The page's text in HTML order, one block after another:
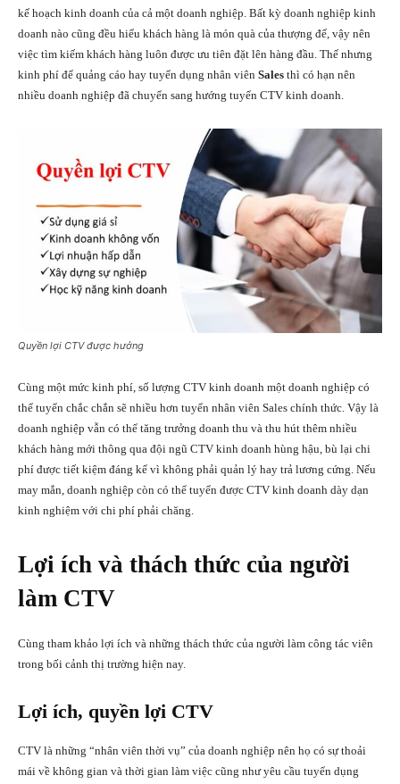
kế hoạch kinh doanh của cả một doanh nghiệp. Bất kỳ doanh nghiệp kinh
doanh nào cũng đều hiểu khách hàng là món quà của thượng đế, vậy nên
việc tìm kiếm khách hàng luôn được ưu tiên đặt lên hàng đầu. Thế nhưng
kinh phí để quảng cáo hay tuyển dụng nhân viên Sales thì có hạn nên
nhiều doanh nghiệp đã chuyển sang hướng tuyển CTV kinh doanh.
Quyền lợi CTV được hưởng
Cùng một mức kinh phí, số lượng CTV kinh doanh một doanh nghiệp có
thể tuyển chắc chắn sẽ nhiều hơn tuyển nhân viên Sales chính thức. Vậy là
doanh nghiệp vẫn có thể tăng trưởng doanh thu và thu hút thêm nhiều
khách hàng mới thông qua đội ngũ CTV kinh doanh hùng hậu, bù lại chi
phí được tiết kiệm đáng kể vì không phải quản lý hay trả lương cứng. Nếu
may mắn, doanh nghiệp còn có thể tuyển được CTV kinh doanh dày dạn
kinh nghiệm với chi phí phải chăng.
Lợi ích và thách thức của người
làm CTV
Cùng tham khảo lợi ích và những thách thức của người làm công tác viên
trong bối cảnh thị trường hiện nay.
Lợi ích, quyền lợi CTV
CTV là những “nhân viên thời vụ” của doanh nghiệp nên họ có sự thoải
mái về không gian và thời gian làm việc cũng như yêu cầu tuyển dụng